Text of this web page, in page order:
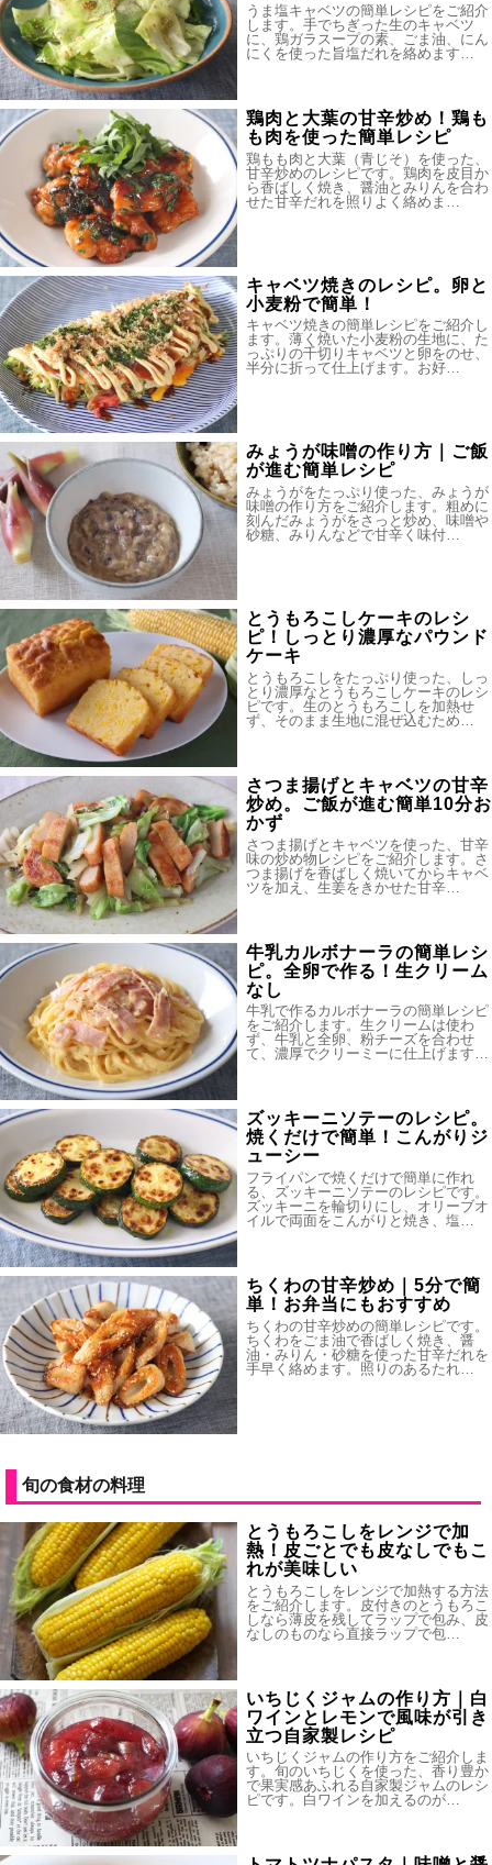
うま塩キャベツの簡単レシピをご紹介
します。手でちぎった生のキャベツ
に、鶏ガラスープの素、ごま油、にん
にくを使った旨塩だれを絡めます…
鶏肉と大葉の甘辛炒め！鶏も
も肉を使った簡単レシピ
鶏もも肉と大葉（青じそ）を使った、
甘辛炒めのレシピです。鶏肉を皮目か
ら香ばしく焼き、醤油とみりんを合わ
せた甘辛だれを照りよく絡めま…
キャベツ焼きのレシピ。卵と
小麦粉で簡単！
キャベツ焼きの簡単レシピをご紹介し
ます。薄く焼いた小麦粉の生地に、た
っぷりの千切りキャベツと卵をのせ、
半分に折って仕上げます。お好…
みょうが味噌の作り方｜ご飯
が進む簡単レシピ
みょうがをたっぷり使った、みょうが
味噌の作り方をご紹介します。粗めに
刻んだみょうがをさっと炒め、味噌や
砂糖、みりんなどで甘辛く味付…
とうもろこしケーキのレシ
ピ！しっとり濃厚なパウンド
ケーキ
とうもろこしをたっぷり使った、しっ
とり濃厚なとうもろこしケーキのレシ
ピです。生のとうもろこしを加熱せ
ず、そのまま生地に混ぜ込むため…
さつま揚げとキャベツの甘辛
炒め。ご飯が進む簡単10分お
かず
さつま揚げとキャベツを使った、甘辛
味の炒め物レシピをご紹介します。さ
つま揚げを香ばしく焼いてからキャベ
ツを加え、生姜をきかせた甘辛…
牛乳カルボナーラの簡単レシ
ピ。全卵で作る！生クリーム
なし
牛乳で作るカルボナーラの簡単レシピ
をご紹介します。生クリームは使わ
ず、牛乳と全卵、粉チーズを合わせ
て、濃厚でクリーミーに仕上げます…
ズッキーニソテーのレシピ。
焼くだけで簡単！こんがりジ
ューシー
フライパンで焼くだけで簡単に作れ
る、ズッキーニソテーのレシピです。
ズッキーニを輪切りにし、オリーブオ
イルで両面をこんがりと焼き、塩…
ちくわの甘辛炒め｜5分で簡
単！お弁当にもおすすめ
ちくわの甘辛炒めの簡単レシピです。
ちくわをごま油で香ばしく焼き、醤
油・みりん・砂糖を使った甘辛だれを
手早く絡めます。照りのあるたれ…
旬の食材の料理
とうもろこしをレンジで加
熱！皮ごとでも皮なしでもこ
れが美味しい
とうもろこしをレンジで加熱する方法
をご紹介します。皮付きのとうもろこ
しなら薄皮を残してラップで包み、皮
なしのものなら直接ラップで包…
いちじくジャムの作り方｜白
ワインとレモンで風味が引き
立つ自家製レシピ
いちじくジャムの作り方をご紹介しま
す。旬のいちじくを使った、香り豊か
で果実感あふれる自家製ジャムのレシ
ピです。白ワインを加えるのが…